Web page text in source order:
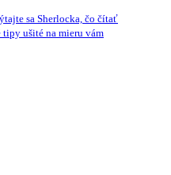
sa Sherlocka, čo čítať
tipy ušité na mieru vám